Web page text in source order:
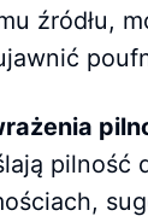
źródłu,
pilność